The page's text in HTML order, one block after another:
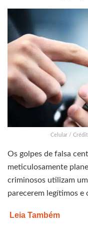
Celular /
Os golpes de falsa
meticulosamente
criminosos utilizam
parecerem legítimos e
Leia Também